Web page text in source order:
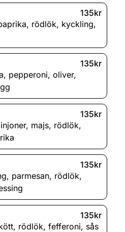
135kr
, rödlök, kyckling,
135kr
, pepperoni, oliver,
135kr
, majs, rödlök,
135kr
, parmesan, rödlök,
135kr
, rödlök, fefferoni, sås